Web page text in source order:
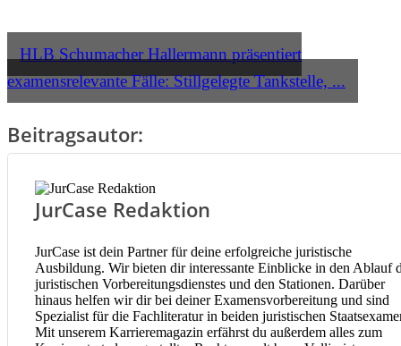
HLB Schumacher Hallermann präsentiert
examensrelevante Fälle: Stillgelegte Tankstelle, ...
Beitragsautor:
JurCase Redaktion
JurCase ist dein Partner für deine erfolgreiche juristische
Ausbildung. Wir bieten dir interessante Einblicke in den Ablauf
juristischen Vorbereitungsdienstes und den Stationen. Darüber
hinaus helfen wir dir bei deiner Examensvorbereitung und sind
Spezialist für die Fachliteratur in beiden juristischen
Mit unserem Karrieremagazin erfährst du außerdem alles zum